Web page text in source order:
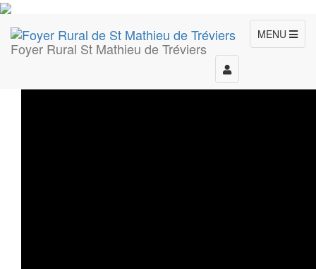
Foyer Rural St Mathieu de Tréviers
MENU
Toggle
navigation